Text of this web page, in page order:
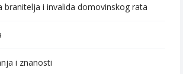
branitelja i invalida domovinskog rata
i znanosti